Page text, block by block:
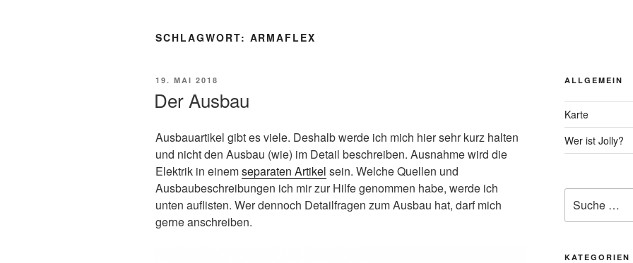
SCHLAGWORT: ARMAFLEX
VERÖFFENTLICHT
19. MAI 2018
Der Ausbau
Ausbauartikel gibt es viele. Deshalb werde ich mich hier sehr kurz halten
und nicht den Ausbau (wie) im Detail beschreiben. Ausnahme wird die
Elektrik in einemseparaten Artikel sein. Welche Quellen und
Ausbaubeschreibungen ich mir zur Hilfe genommen habe, werde ich
unten auflisten. Wer dennoch Detailfragen zum Ausbau hat, darf mich
gerne anschreiben.
ALLGEMEIN
Karte
Wer ist Jolly?
nach:
KATEGORIEN